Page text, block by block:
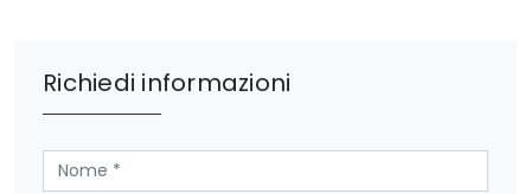
Richiedi informazioni